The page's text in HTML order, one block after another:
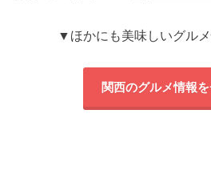
▼ほかにも美味しいグル
関西のグルメ情報